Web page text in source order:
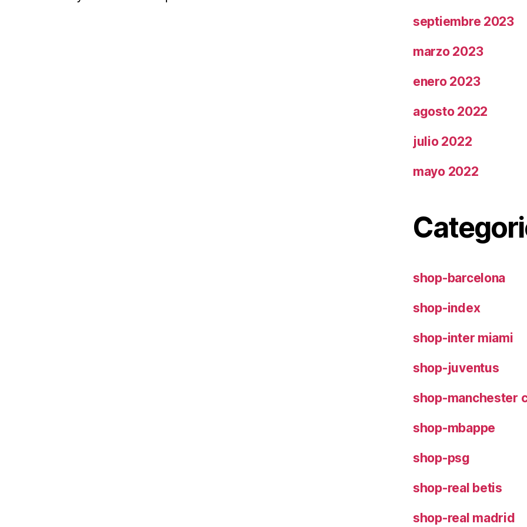
septiembre 2023
marzo 2023
enero 2023
agosto 2022
julio 2022
mayo 2022
shop-barcelona
shop-index
shop-inter miami
shop-juventus
shop-manchester
shop-mbappe
shop-psg
shop-real betis
shop-real madrid